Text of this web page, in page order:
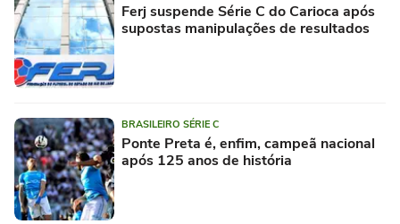
Ferj suspende Série C do Carioca após
supostas manipulações de resultados
BRASILEIRO SÉRIE C
Ponte Preta é, enfim, campeã nacional
após 125 anos de história